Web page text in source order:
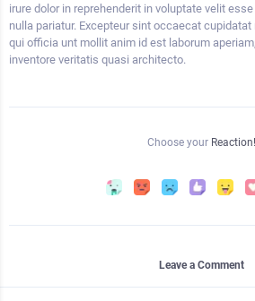
irure dolor in reprehenderit in voluptate velit
nulla pariatur. Excepteur sint occaecat
qui officia unt mollit anim id est laborum
inventore veritatis quasi architecto.
Choose your Reaction!
Leave a Comment